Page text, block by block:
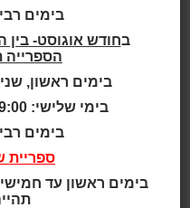
גילאי 2 - 5
גילאי 3 - 5
גילאי 3 - 7
בימים
ב
הספרייה
בימים ראשון, שני
בימי שלישי: 12:00-9:00, 18:45-14:00
בימים
ספריית